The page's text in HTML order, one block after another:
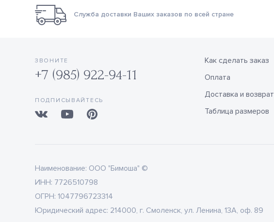
Служба доставки Ваших заказов по всей стране
ЗВОНИТЕ
+7 (985) 922-94-11
ПОДПИСЫВАЙТЕСЬ
Как сделать заказ
Оплата
Доставка и возврат
Таблица размеров
Наименование: ООО "Бимоша" ©
ИНН: 7726510798
ОГРН: 1047796723314
Юридический адрес: 214000, г. Смоленск, ул. Ленина, 13А, оф. 89